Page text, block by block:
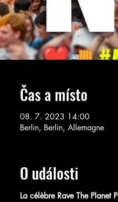
Čas a místo
08. 7. 2023 14:00
Berlin, Berlin, Allemagne
O události
La célèbre Rave The